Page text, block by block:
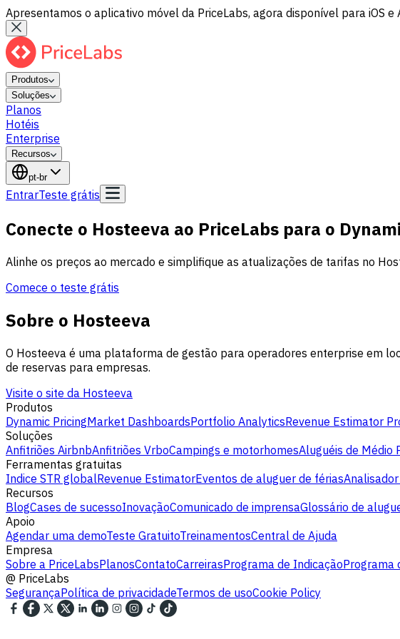
Apresentamos o aplicativo móvel da PriceLabs, agora disponível para iOS e
Produtos
Soluções
Planos
Hotéis
Enterprise
Recursos
pt-br
EntrarTeste grátis
Conecte o Hosteeva ao PriceLabs para o
Alinhe os preços ao mercado e simplifique as atualizações de tarifas no
Comece o teste grátis
Sobre o Hosteeva
O Hosteeva é uma plataforma de gestão para operadores enterprise em
de reservas para empresas.
Visite o site da Hosteeva
Produtos
Dynamic PricingMarket DashboardsPortfolio AnalyticsRevenue Estimator
Soluções
Anfitriões AirbnbAnfitriões VrboCampings e motorhomesAluguéis de Médio
Ferramentas gratuitas
Indice STR globalRevenue EstimatorEventos de aluguer de férias
Recursos
BlogCases de sucessoInovaçãoComunicado de imprensaGlossário de
Apoio
Agendar uma demoTeste GratuitoTreinamentosCentral de Ajuda
Empresa
Sobre a PriceLabsPlanosContatoCarreirasPrograma de IndicaçãoPrograma
@ PriceLabs
SegurançaPolítica de privacidadeTermos de usoCookie Policy